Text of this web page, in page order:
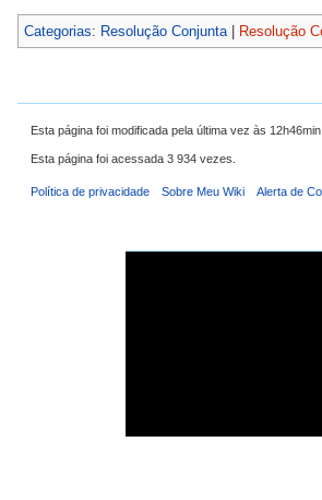
Categorias: Resolução Conjunta| Resolução
Esta página foi modificada pela última vez às
Esta página foi acessada 3 934 vezes.
Política de privacidade Sobre Meu Wiki Alerta de